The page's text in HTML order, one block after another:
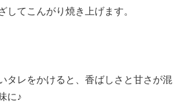
してこんがり焼き上げます。
タレをかけると、香ばしさと甘さが混
に♪